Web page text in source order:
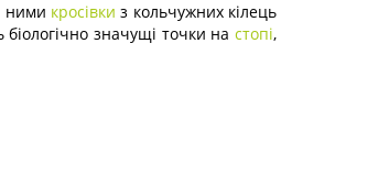
ними кросівки з кольчужних кілець
значущі точки на стопі,